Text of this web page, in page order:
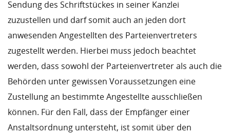
Sendung des Schriftstückes in seiner Kanzlei
zuzustellen und darf somit auch an jeden dort
anwesenden Angestellten des Parteienvertreters
zugestellt werden. Hierbei muss jedoch beachtet
werden, dass sowohl der Parteienvertreter als auch die
Behörden unter gewissen Voraussetzungen eine
Zustellung an bestimmte Angestellte ausschließen
können. Für den Fall, dass der Empfänger einer
Anstaltsordnung untersteht, ist somit über den